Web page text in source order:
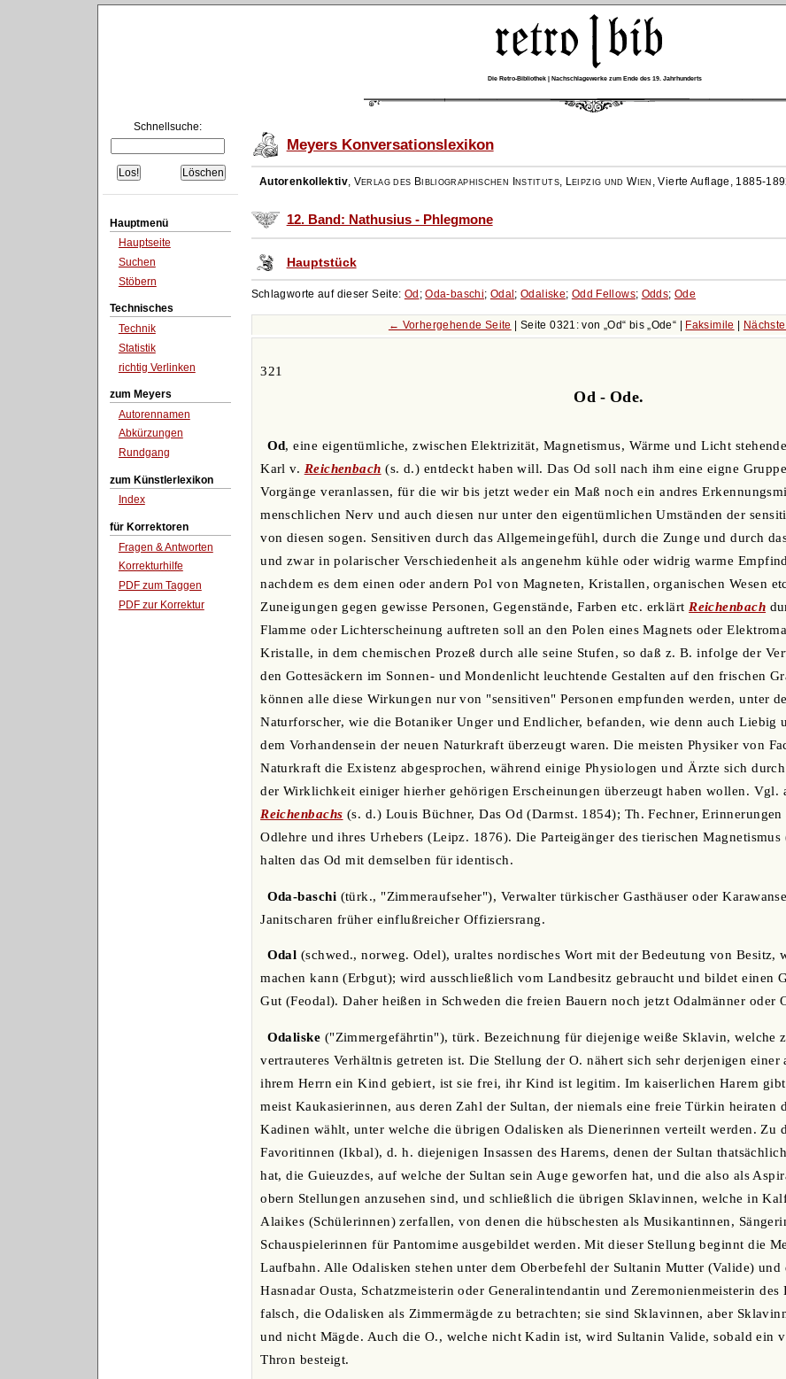
Die Retro-Bibliothek | Nachschlagewerke zum Ende des 19. Jahrhunderts
Schnellsuche:
Hauptmenü
Hauptseite
Suchen
Stöbern
Technisches
Technik
Statistik
richtig Verlinken
zum Meyers
Autorennamen
Abkürzungen
Rundgang
zum Künstlerlexikon
Index
für Korrektoren
Fragen & Antworten
Korrekturhilfe
PDF zum Taggen
PDF zur Korrektur
Meyers Konversationslexikon
Autorenkollektiv, Verlag des Bibliographischen Instituts, Leipzig und Wien ,Vierte Auflage, 1885-
12. Band: Nathusius - Phlegmone
Hauptstück
Schlagworte auf dieser Seite: Od ;Oda-baschi; Odal;Odaliske; Odd Fellows; Odds; Ode
← Vorhergehende Seite | Seite 0321: von Od bis Ode Faksimile
321
Od - Ode.
Od, eine eigentümliche, zwischen Elektrizität, Magnetismus, Wärme und Licht
Karl v. Reichenbach (s. d.) entdeckt haben will. Das Od soll nach ihm eine eigne
Vorgänge veranlassen, für die wir bis jetzt weder ein Maß noch ein andres
menschlichen Nerv und auch diesen nur unter den eigentümlichen Umständen der
von diesen sogen. Sensitiven durch das Allgemeingefühl, durch die Zunge und durch
und zwar in polarischer Verschiedenheit als angenehm kühle oder widrig warme
nachdem es dem einen oder andern Pol von Magneten, Kristallen, organischen Wesen
Zuneigungen gegen gewisse Personen, Gegenstände, Farben etc. erklärt Reichenbach
Flamme oder Lichterscheinung auftreten soll an den Polen eines Magnets oder
Kristalle, in dem chemischen Prozeß durch alle seine Stufen, so daß z. B. infolge der
den Gottesäckern im Sonnen- und Mondenlicht leuchtende Gestalten auf den frischen
können alle diese Wirkungen nur von "sensitiven" Personen empfunden werden, unter
Naturforscher, wie die Botaniker Unger und Endlicher, befanden, wie denn auch Liebig
dem Vorhandensein der neuen Naturkraft überzeugt waren. Die meisten Physiker von
Naturkraft die Existenz abgesprochen, während einige Physiologen und Ärzte sich
der Wirklichkeit einiger hierher gehörigen Erscheinungen überzeugt haben wollen. Vgl.
Reichenbachs (s. d.) Louis Büchner, Das Od (Darmst. 1854); Th. Fechner, Erinnerungen
Odlehre und ihres Urhebers (Leipz. 1876). Die Parteigänger des tierischen Magnetismus
halten das Od mit demselben für identisch.
Oda-baschi (türk., "Zimmeraufseher"), Verwalter türkischer Gasthäuser oder
Janitscharen früher einflußreicher Offiziersrang.
Odal (schwed., norweg. Odel), uraltes nordisches Wort mit der Bedeutung von Besitz,
machen kann (Erbgut); wird ausschließlich vom Landbesitz gebraucht und bildet einen
Gut (Feodal). Daher heißen in Schweden die freien Bauern noch jetzt Odalmänner oder
Odaliske ("Zimmergefährtin"), türk. Bezeichnung für diejenige weiße Sklavin, welche
vertrauteres Verhältnis getreten ist. Die Stellung der O. nähert sich sehr derjenigen einer
ihrem Herrn ein Kind gebiert, ist sie frei, ihr Kind ist legitim. Im kaiserlichen Harem
meist Kaukasierinnen, aus deren Zahl der Sultan, der niemals eine freie Türkin heiraten
Kadinen wählt, unter welche die übrigen Odalisken als Dienerinnen verteilt werden. Zu
Favoritinnen (Ikbal), d. h. diejenigen Insassen des Harems, denen der Sultan
hat, die Guieuzdes, auf welche der Sultan sein Auge geworfen hat, und die also als
obern Stellungen anzusehen sind, und schließlich die übrigen Sklavinnen, welche in
Alaikes (Schülerinnen) zerfallen, von denen die hübschesten als Musikantinnen,
Schauspielerinnen für Pantomime ausgebildet werden. Mit dieser Stellung beginnt die
Laufbahn. Alle Odalisken stehen unter dem Oberbefehl der Sultanin Mutter (Valide) und
Hasnadar Ousta, Schatzmeisterin oder Generalintendantin und Zeremonienmeisterin des
falsch, die Odalisken als Zimmermägde zu betrachten; sie sind Sklavinnen, aber
und nicht Mägde. Auch die O., welche nicht Kadin ist, wird Sultanin Valide, sobald ein
Thron besteigt.